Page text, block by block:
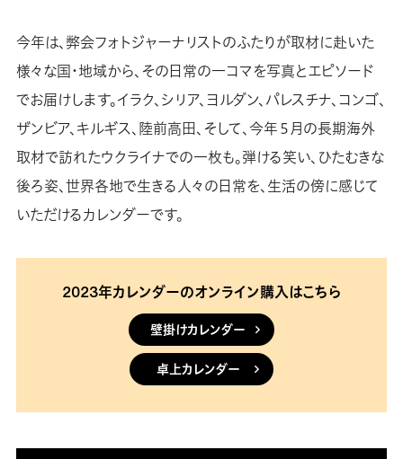
今年は、弊会フォトジャーナリストのふたりが取材に赴いた
様々な国・地域から、その日常の一コマを写真とエピソード
でお届けします。イラク、シリア、ヨルダン、パレスチナ、コンゴ、
ザンビア、キルギス、陸前高田、そして、今年５月の長期海外
取材で訪れたウクライナでの一枚も。弾ける笑い、ひたむきな
後ろ姿、世界各地で生きる人々の日常を、生活の傍に感じて
いただけるカレンダーです。
2023年カレンダーのオンライン購入はこちら
壁掛けカレンダー
卓上カレンダー